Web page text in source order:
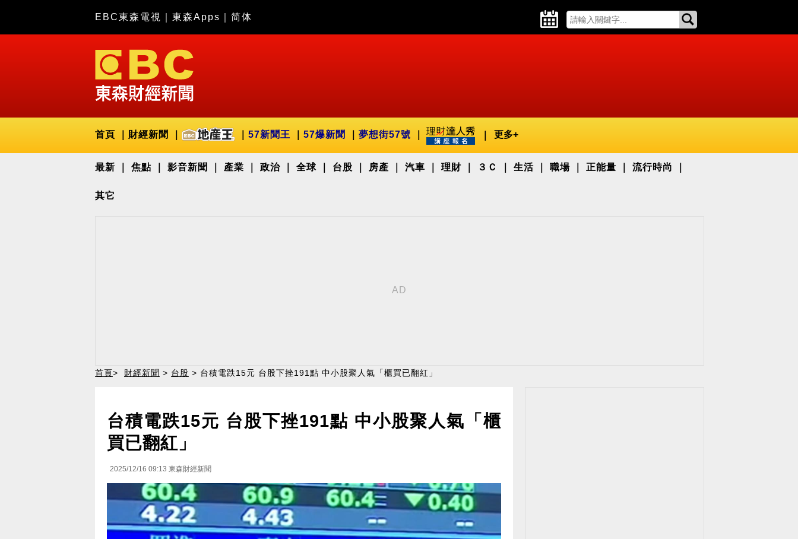
EBC東森電視 東森Apps 简体
首頁 財經新聞 57新聞王 57爆新聞 夢想街57號 更多+
最新 焦點 影音新聞 產業 政治 全球 台股 房產 汽車 理財 ３Ｃ 生活 職場 正能量 流行時尚
其它
首頁> 財經新聞 > 台股 > 台積電跌15元 台股下挫191點 中小股聚人氣「櫃買已翻紅」
台積電跌15元 台股下挫191點 中小股聚人氣「櫃
買已翻紅」
2025/12/16 09:13 東森財經新聞